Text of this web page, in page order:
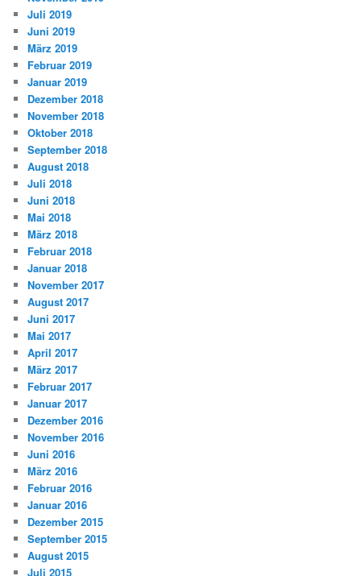
Juli 2019
Juni 2019
März 2019
Februar 2019
Januar 2019
Dezember 2018
November 2018
Oktober 2018
September 2018
August 2018
Juli 2018
Juni 2018
Mai 2018
März 2018
Februar 2018
Januar 2018
November 2017
August 2017
Juni 2017
Mai 2017
April 2017
März 2017
Februar 2017
Januar 2017
Dezember 2016
November 2016
Juni 2016
März 2016
Februar 2016
Januar 2016
Dezember 2015
September 2015
August 2015
Juli 2015